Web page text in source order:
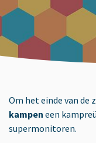
Om het einde van de
kampen een
supermonitoren.